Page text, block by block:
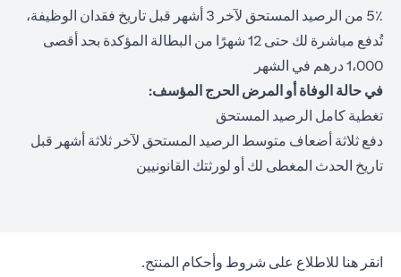
5٪ من الرصيد المستحق لآخر 3 أشهر قبل تاريخ فقدان الوظيفة،
تُدفع مباشرة لك حتى 12 شهرًا من البطالة المؤكدة بحد أقصى
1،000 درهم في الشهر
في حالة الوفاة أو المرض الحرج المؤسف:
تغطية كامل الرصيد المستحق
دفع ثلاثة أضعاف متوسط الرصيد المستحق لآخر ثلاثة أشهر قبل
تاريخ الحدث المغطى لك أو لورثتك القانونيين
انقر هنا opens in a new tab
للاطلاع على شروط وأحكام المنتج.